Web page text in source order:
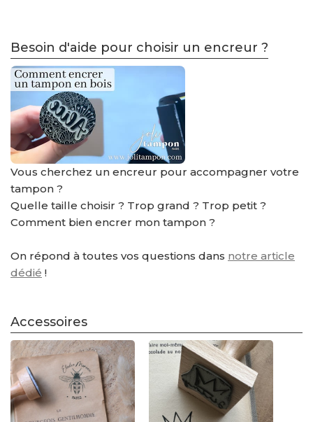
Besoin d'aide pour choisir un encreur ?
Vous cherchez un encreur pour accompagner votre
tampon ?
Quelle taille choisir ? Trop grand ? Trop petit ?
Comment bien encrer mon tampon ?
On répond à toutes vos questions dans notre article
dédié !
Accessoires